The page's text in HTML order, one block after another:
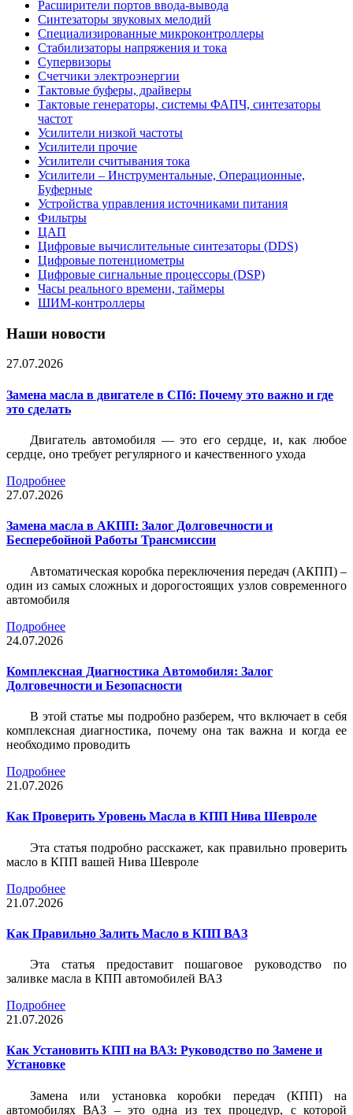
Расширители портов ввода-вывода
Синтезаторы звуковых мелодий
Специализированные микроконтроллеры
Стабилизаторы напряжения и тока
Супервизоры
Счетчики электроэнергии
Тактовые буферы, драйверы
Тактовые генераторы, системы ФАПЧ, синтезаторы
частот
Усилители низкой частоты
Усилители прочие
Усилители считывания тока
Усилители – Инструментальные, Операционные,
Буферные
Устройства управления источниками питания
Фильтры
ЦАП
Цифровые вычислительные синтезаторы (DDS)
Цифровые потенциометры
Цифровые сигнальные процессоры (DSP)
Часы реального времени, таймеры
ШИМ-контроллеры
Наши новости
27.07.2026
Замена масла в двигателе в СПб: Почему это важно и где
это сделать
Двигатель автомобиля — это его сердце, и, как любое
сердце, оно требует регулярного и качественного ухода
Подробнее
27.07.2026
Замена масла в АКПП: Залог Долговечности и
Бесперебойной Работы Трансмиссии
Автоматическая коробка переключения передач (АКПП) –
один из самых сложных и дорогостоящих узлов современного
автомобиля
Подробнее
24.07.2026
Комплексная Диагностика Автомобиля: Залог
Долговечности и Безопасности
В этой статье мы подробно разберем, что включает в себя
комплексная диагностика, почему она так важна и когда ее
необходимо проводить
Подробнее
21.07.2026
Как Проверить Уровень Масла в КПП Нива Шевроле
Эта статья подробно расскажет, как правильно проверить
масло в КПП вашей Нива Шевроле
Подробнее
21.07.2026
Как Правильно Залить Масло в КПП ВАЗ
Эта статья предоставит пошаговое руководство по
заливке масла в КПП автомобилей ВАЗ
Подробнее
21.07.2026
Как Установить КПП на ВАЗ: Руководство по Замене и
Установке
Замена или установка коробки передач (КПП) на
автомобилях ВАЗ – это одна из тех процедур, с которой